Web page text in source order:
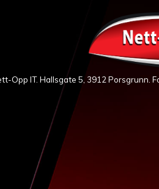
Opp IT. Hallsgate 5, 3912 Porsgrunn.